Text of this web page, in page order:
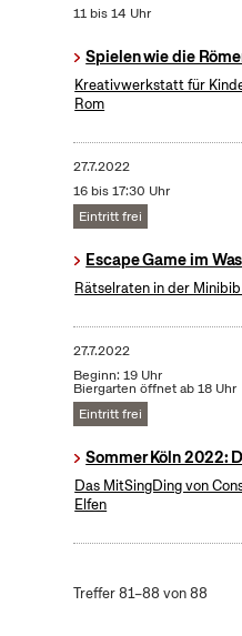
11 bis 14 Uhr
Spielen wie die
Kreativwerkstatt für
Rom
27.7.2022
16 bis 17:30 Uhr
Eintritt frei
Escape Game im
Rätselraten in der
27.7.2022
Beginn: 19 Uhr
Biergarten öffnet ab 18 Uhr
Eintritt frei
Sommer Köln 2022:
Das MitSingDing von
Elfen
Treffer 81–88 von 88